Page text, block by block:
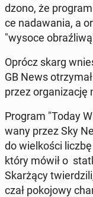
dzo­no, że
ce nada­wa­nia, a
"wysoce
Oprócz skarg
GB News
przez or­ga­ni­za­cję
Program "Today
wa­ny przez Sky
do wiel­ko­ści
który mówił o
Skar­żą­cy
czał po­ko­jo­wy